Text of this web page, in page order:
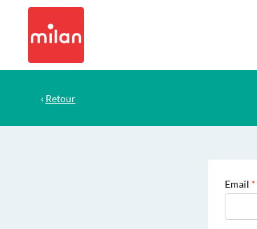
‹ Retour
Email